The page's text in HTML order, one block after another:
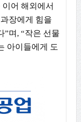
어 해외에서
장에게 힘을
”며, “작은 선물
아이들에게 도